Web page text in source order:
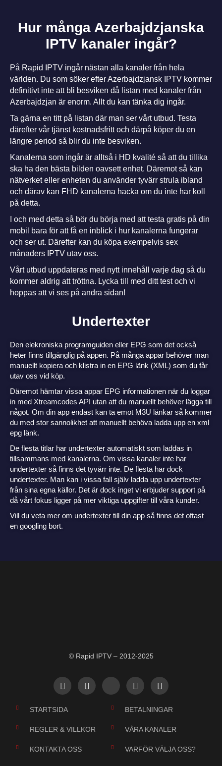
Hur många Azerbajdzjanska
IPTV kanaler ingår?
På Rapid IPTV ingår nästan alla kanaler från hela
världen. Du som söker efter Azerbajdzjansk IPTV kommer
definitivt inte att bli besviken då listan med kanaler från
Azerbajdzjan är enorm. Allt du kan tänka dig ingår.
Ta gärna en titt på listan där man ser vårt utbud. Testa
därefter vår tjänst kostnadsfritt och därpå köper du en
längre period så blir du inte besviken.
Kanalerna som ingår är alltså i HD kvalité så att du tillika
ska ha den bästa bilden oavsett enhet. Däremot så kan
nätverket eller enheten du använder tyvärr strula ibland
och därav kan FHD kanalerna hacka om du inte har koll
på detta.
I och med detta så bör du börja med att testa gratis på din
mobil bara för att få en inblick i hur kanalerna fungerar
och ser ut. Därefter kan du köpa exempelvis sex
månaders IPTV utav oss.
Vårt utbud uppdateras med nytt innehåll varje dag så du
kommer aldrig att tröttna. Lycka till med ditt test och vi
hoppas att vi ses på andra sidan!
Undertexter
Den elekroniska programguiden eller EPG som det också
heter finns tillgänglig på appen. På många appar behöver man
manuellt kopiera och klistra in en EPG länk (XML) som du får
utav oss vid köp.
Däremot hämtar vissa appar EPG informationen när du loggar
in med Xtreamcodes API utan att du manuellt behöver lägga till
något. Om din app endast kan ta emot M3U länkar så kommer
du med stor sannolikhet att manuellt behöva ladda upp en xml
epg länk.
De flesta titlar har undertexter automatiskt som laddas in
tillsammans med kanalerna. Om vissa kanaler inte har
undertexter så finns det tyvärr inte. De flesta har dock
undertexter. Man kan i vissa fall själv ladda upp undertexter
från sina egna källor. Det är dock inget vi erbjuder support på
då vårt fokus ligger på mer viktiga uppgifter till våra kunder.
Vill du veta mer om undertexter till din app så finns det oftast
en googling bort.
© Rapid IPTV – 2012-2025
STARTSIDA
REGLER & VILLKOR
KONTAKTA OSS
BETALNINGAR
VÅRA KANALER
VARFÖR VÄLJA OSS?